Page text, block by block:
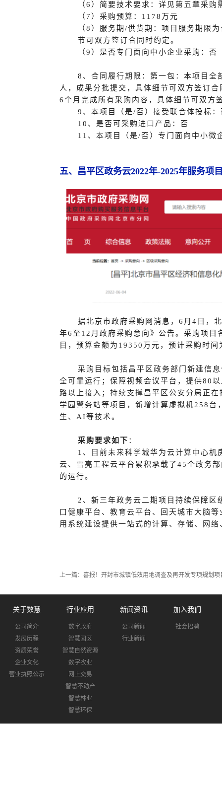
（6）简要技术要求：详见第五章采购
（7）采购预算：1178万元
（8）服务期/供货期：项目服务期限
节可双方签订合同时约定。
（9）是否专门面向中小企业采购：否
8、合同履行期限：第一包：本项目
人，成果分批提交，具体细节可双方签订
6个月完成所有采购内容，具体细节可双方
9、本项目（是/否）接受联合体投标：
10、是否可采购进口产品：否
11、本项目（是/否）专门面向中小微
五、昌平区政务云2022年-2025年服务项
据北京市政府采购网消息，6月4日，
年6至12月政府采购意向》公告。采购项
目，预算金额为19350万元，预计采购时
采购目标包括昌平区政务部门新建信
全可靠运行；保障视频会议平台，提供80
路以上接入；持续支撑昌平区公安分局正
学园警务站等项目，新增计算虚拟机258
生、AI等技术。
采购要求如下 ：
1、目前未来科学城华为云计算中心
云、雪亮工程云平台累积承载了45个政务
的运行。
2、新三年政务云二期项目持续保障
口健康平台、教育云平台、回天城市大脑
用系统建设提供一站式的计算、存储、网
上一篇： 喜报！开封市城镇低效用地调查及再开发专项规划项
关于数慧
公司简介
发展历程
资质荣誉
企业文化
营业执照公示
行业应用
数字政府
智慧园区
智慧自然资源
数字农业
网上交易
智慧不动产
智慧林业
智慧环保
新闻资讯
公司新闻
行业新闻
加入我们
社会招聘